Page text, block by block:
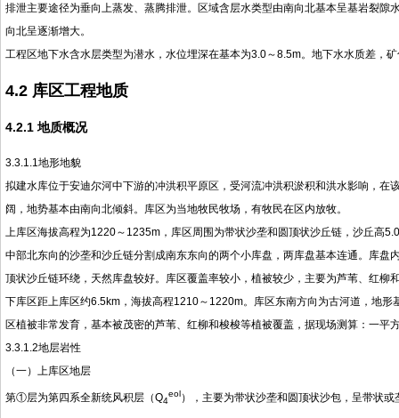
排泄主要途径为垂向上蒸发、蒸腾排泄。区域含层水类型由南向北基本呈基岩裂
向北呈逐渐增大。
工程区地下水含水层类型为潜水，水位埋深在基本为3.0～8.5m。地下水水质差，
4.2 库区工程地质
4.2.1 地质概况
3.3.1.1地形地貌
拟建水库位于安迪尔河中下游的冲洪积平原区，受河流冲洪积淤积和洪水影响，
阔，地势基本由南向北倾斜。库区为当地牧民牧场，有牧民在区内放牧。
上库区海拔高程为1220～1235m，库区周围为带状沙垄和圆顶状沙丘链，沙丘高
中部北东向的沙垄和沙丘链分割成南东东向的两个小库盘，两库盘基本连通。库
顶状沙丘链环绕，天然库盘较好。库区覆盖率较小，植被较少，主要为芦苇、红柳
下库区距上库区约6.5km，海拔高程1210～1220m。库区东南方向为古河道，地
区植被非常发育，基本被茂密的芦苇、红柳和梭梭等植被覆盖，据现场测算：一平
3.3.1.2地层岩性
（一）上库区地层
第①层为第四系全新统风积层（Q4
eol），主要为带状沙垄和圆顶状沙包，呈带状